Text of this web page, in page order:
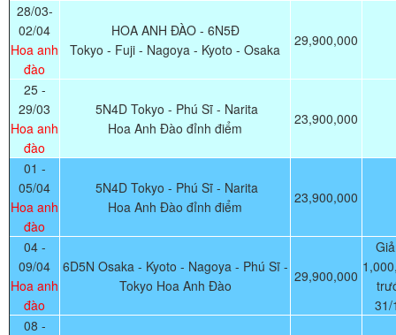
28/03-
02/04
Hoa anh
đào
HOA ANH ĐÀO - 6N5Đ
Tokyo - Fuji - Nagoya - Kyoto - Osaka
29,900,000
25 -
29/03
Hoa anh
đào
5N4D Tokyo - Phú Sĩ - Narita
Hoa Anh Đào đỉnh điểm
23,900,000
01 -
05/04
Hoa anh
đào
5N4D Tokyo - Phú Sĩ - Narita
Hoa Anh Đào đỉnh điểm
23,900,000
04 -
09/04
Hoa anh
đào
6D5N Osaka - Kyoto - Nagoya - Phú Sĩ -
Tokyo Hoa Anh Đào
29,900,000
31/
08 -